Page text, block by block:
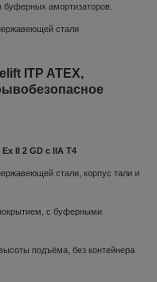
амортизаторов.
стали
ITP ATEX,
II 2 GD c IIA T4
стали, корпус тали и
с буферными
подъёма, без контейнера